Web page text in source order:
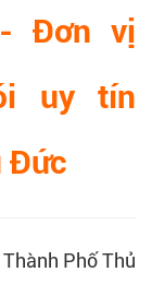
Đơn vị
uy tín
Đức
Phố Thủ